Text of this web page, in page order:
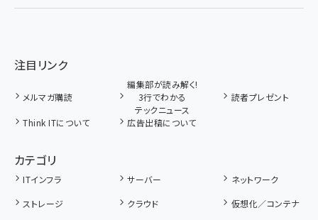
注目リンク
メルマガ購読
編集部が読み解く!
3行でわかる
テックニュース
読者プレゼント
Think ITについて 広告出稿について
カテゴリ
ITインフラ サーバー
ネットワーク
ストレージ
クラウド
仮想化／コンテナ